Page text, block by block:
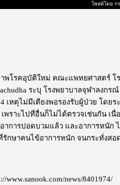
โพสต์โดย ก
โรคอุบัติใหม่ คณะแพทยศาสตร์ โ
ระบุ โรงพยาบาลจุฬาลงกร
เหตุไม่มีเตียงพอรองรับผู้ป่วย โดย
ราะไปที่อื่นก็ไม่ได้ตรวจเช่นกัน เนื่
าการปอดบวมแล้ว และอาการหนัก
กษาคนไข้อาการหนัก จนกระทั่งส
www.sanook.com/news/8401974/